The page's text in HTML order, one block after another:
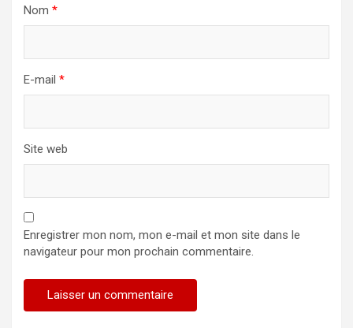
Nom *
E-mail *
Site web
Enregistrer mon nom, mon e-mail et mon site dans le
navigateur pour mon prochain commentaire.